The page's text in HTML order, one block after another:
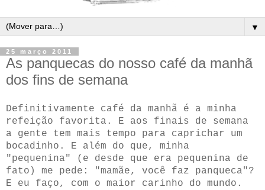
▼
25 março 2011
As panquecas do nosso café da manhã
dos fins de semana
Definitivamente café da manhã é a minha
refeição favorita. E aos finais de semana
a gente tem mais tempo para caprichar um
bocadinho. E além do que, minha
"pequenina" (e desde que era pequenina de
fato) me pede: "mamãe, você faz panqueca"?
E eu faço, com o maior carinho do mundo.